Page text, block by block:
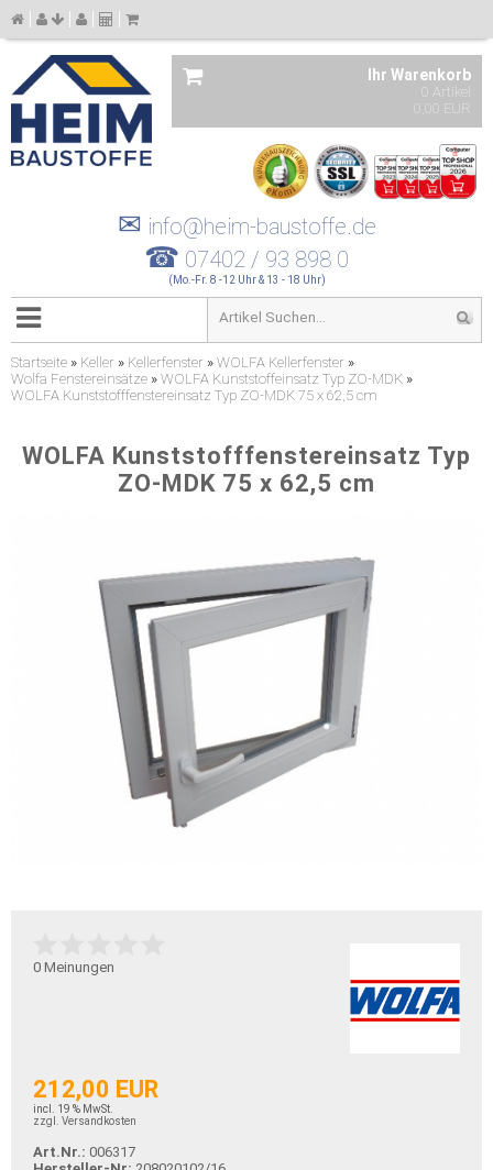
Ihr Warenkorb
0 Artikel
0,00 EUR
✉ info@heim-baustoffe.de
☎ 07402 / 93 898 0
(Mo.-Fr. 8 -12 Uhr & 13 - 18 Uhr)
Startseite » Keller » Kellerfenster » WOLFA Kellerfenster »
Wolfa Fenstereinsätze » WOLFA Kunststoffeinsatz Typ ZO-MDK »
WOLFA Kunststofffenstereinsatz Typ ZO-MDK 75 x 62,5 cm
WOLFA Kunststofffenstereinsatz Typ
ZO-MDK 75 x 62,5 cm
0 Meinungen
212,00 EUR
incl. 19 % MwSt.
zzgl. Versandkosten
Art.Nr.: 006317